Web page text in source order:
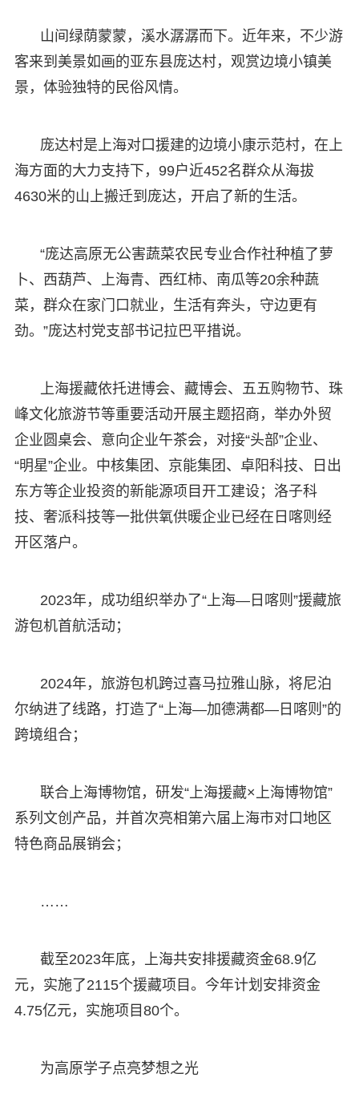
山间绿荫蒙蒙，溪水潺潺而下。近年来，不少游
客来到美景如画的亚东县庞达村，观赏边境小镇美
景，体验独特的民俗风情。
庞达村是上海对口援建的边境小康示范村，在上
海方面的大力支持下，99户近452名群众从海拔
4630米的山上搬迁到庞达，开启了新的生活。
“庞达高原无公害蔬菜农民专业合作社种植了萝
卜、西葫芦、上海青、西红柿、南瓜等20余种蔬
菜，群众在家门口就业，生活有奔头，守边更有
劲。”庞达村党支部书记拉巴平措说。
上海援藏依托进博会、藏博会、五五购物节、珠
峰文化旅游节等重要活动开展主题招商，举办外贸
企业圆桌会、意向企业午茶会，对接“头部”企业、
“明星”企业。中核集团、京能集团、卓阳科技、日出
东方等企业投资的新能源项目开工建设；洛子科
技、奢派科技等一批供氧供暖企业已经在日喀则经
开区落户。
2023年，成功组织举办了“上海—日喀则”援藏旅
游包机首航活动；
2024年，旅游包机跨过喜马拉雅山脉，将尼泊
尔纳进了线路，打造了“上海—加德满都—日喀则”的
跨境组合；
联合上海博物馆，研发“上海援藏×上海博物馆”
系列文创产品，并首次亮相第六届上海市对口地区
特色商品展销会；
……
截至2023年底，上海共安排援藏资金68.9亿
元，实施了2115个援藏项目。今年计划安排资金
4.75亿元，实施项目80个。
为高原学子点亮梦想之光